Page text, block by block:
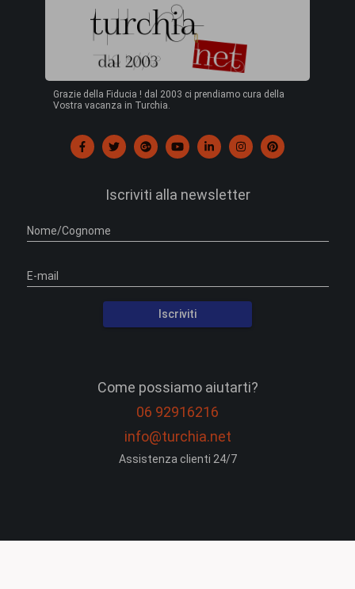
Grazie della Fiducia ! dal 2003 ci prendiamo cura della
Vostra vacanza in Turchia.
Iscriviti alla newsletter
Nome/Cognome
E-mail
Iscriviti
Come possiamo aiutarti?
06 92916216
info@turchia.net
Assistenza clienti 24/7